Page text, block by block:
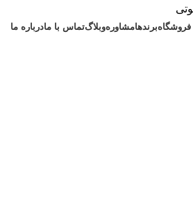
فروشگاهبرندهامشاورهوبلاگتماس با مادرباره ما